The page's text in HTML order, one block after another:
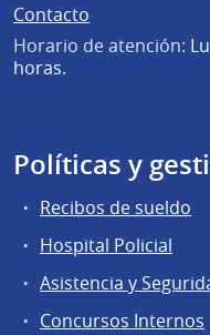
Contacto
Horario de atención:
horas.
Políticas y
Recibos de sueldo
Hospital Policial
Asistencia y
Concursos Internos